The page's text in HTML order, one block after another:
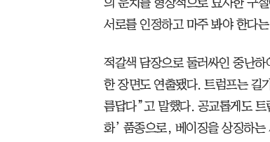
서로를 인정하고 마주 봐야 한다
적갈색 담장으로 둘러싸인 중난
한 장면도 연출됐다. 트럼프는 길
름답다”고 말했다. 공교롭게도 트
화’ 품종으로, 베이징을 상징하